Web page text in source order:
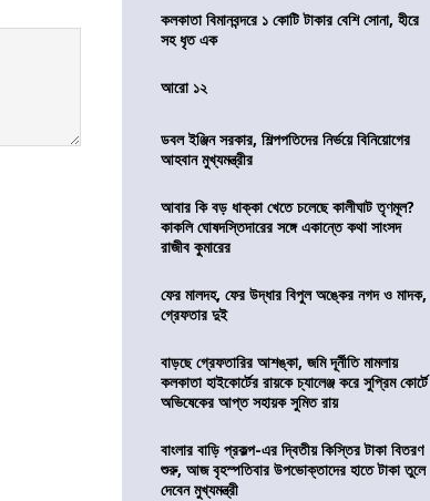
কলকাতা বিমানবন্দরে ১ কোটি টাকার বেশি সোনা, হীরে
সহ ধৃত এক
আরো ১২
ডবল ইঞ্জিন সরকার, শিল্পপতিদের নির্ভয়ে বিনিয়োগের
আহবান মুখ্যমন্ত্রীর
আবার কি বড় ধাক্কা খেতে চলেছে কালীঘাট তৃণমূল?
কাকলি ঘোষদস্তিদারের সঙ্গে একান্তে কথা সাংসদ
রাজীব কুমারের
ফের মালদহ, ফের উদ্ধার বিপুল অঙ্কের নগদ ও মাদক,
গ্রেফতার দুই
বাড়ছে গ্রেফতারির আশঙ্কা, জমি দূর্নীতি মামলায়
কলকাতা হাইকোর্টের রায়কে চ্যালেঞ্জ করে সুপ্রিম কোর্টে
অভিষেকের আপ্ত সহায়ক সুমিত রায়
বাংলার বাড়ি প্রকল্প-এর দ্বিতীয় কিস্তির টাকা বিতরণ
শুরু, আজ বৃহস্পতিবার উপভোক্তাদের হাতে টাকা তুলে
দেবেন মুখ্যমন্ত্রী